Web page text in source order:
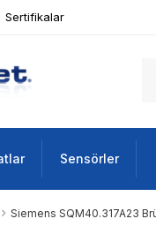
Sertifikalar
Sensörler
Siemens SQM40.317A23